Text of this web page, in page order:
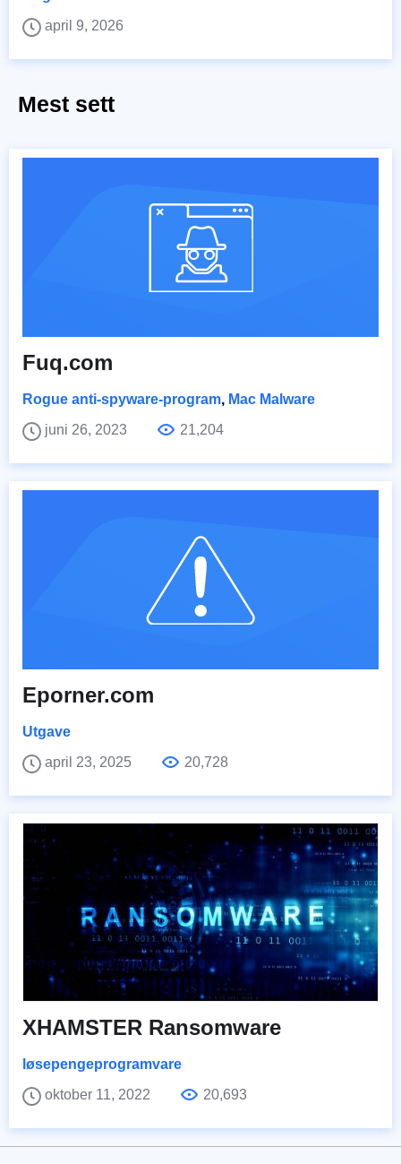
april 9, 2026
Mest sett
Fuq.com
Rogue anti-spyware-program, Mac Malware
juni 26, 2023
21,204
Eporner.com
Utgave
april 23, 2025
20,728
XHAMSTER Ransomware
løsepengeprogramvare
oktober 11, 2022
20,693